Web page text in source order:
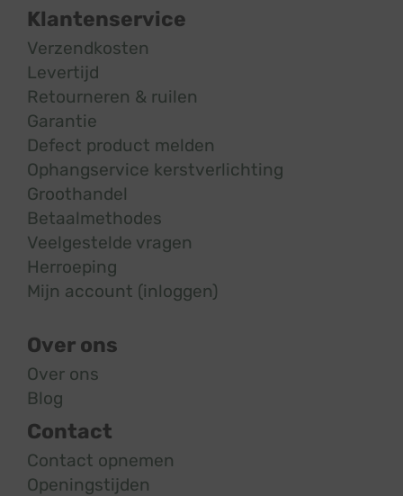
Klantenservice
Verzendkosten
Levertijd
Retourneren & ruilen
Garantie
Defect product melden
Ophangservice kerstverlichting
Groothandel
Betaalmethodes
Veelgestelde vragen
Herroeping
Mijn account (inloggen)
Over ons
Over ons
Blog
Contact
Contact opnemen
Openingstijden